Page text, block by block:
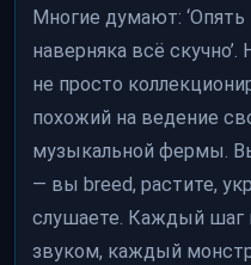
Многие думают:
наверняка всё
не просто
похожий на ведение
музыкальной фермы.
— вы breed, растите,
слушаете. Каждый шаг
звуком, каждый